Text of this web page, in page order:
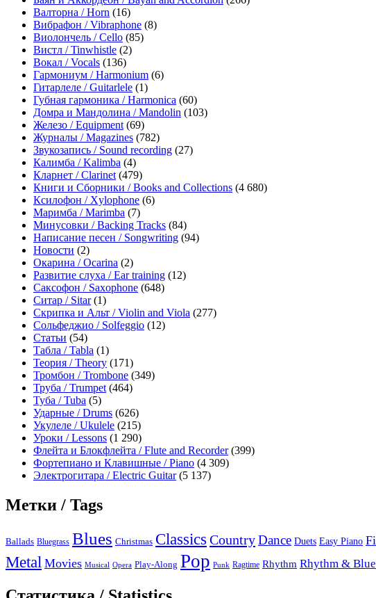
Валторна / Horn (16)
Вибрафон / Vibraphone (8)
Виолончель / Cello (85)
Вистл / Tinwhistle (2)
Вокал / Vocals (136)
Гармониум / Harmonium (6)
Гитарлеле / Guitarlele (1)
Губная гармоника / Harmonica (60)
Домра и Мандолина / Mandolin (103)
Железо / Equipment (69)
Журналы / Magazines (782)
Звукозапись / Sound recording (27)
Калимба / Kalimba (4)
Кларнет / Clarinet (479)
Книги и Сборники / Books and Collections (4 680)
Ксилофон / Xylophone (6)
Маримба / Marimba (7)
Минусовки / Backing Tracks (84)
Написание песен / Songwriting (94)
Новости (2)
Окарина / Ocarina (2)
Развитие слуха / Ear training (12)
Саксофон / Saxophone (648)
Ситар / Sitar(1)
Скрипка и Альт / Violin and Viola (277)
Сольфеджио / Solfeggio (12)
Статьи (54)
Табла / Tabla (1)
Теория / Theory (171)
Тромбон / Trombone (349)
Труба / Trumpet (464)
Туба / Tuba (5)
Ударные / Drums (626)
Укулеле / Ukulele (215)
Уроки / Lessons (1 290)
Флейта и Блокфлейта / Flute and Recorder(399)
Фортепиано и Клавишные / Piano (4 309)
Электрогитара / Electric Guitar(5 137)
Метки / Tags
Ballads Bluegrass Blues Christmas Classics CountryDance Duets Easy Piano
Metal Movies Musical Opera Play-Along Pop Punk Ragtime Rhythm Rhythm &